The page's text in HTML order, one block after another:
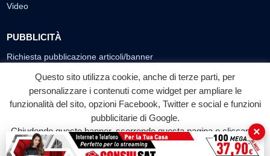
Video
PUBBLICITÀ
Richiesta pubblicazione articoli/banner
SEGUICI SUI SOCIAL
f
Facebook
◎ ▶
YouTube
Questo sito utilizza cookie, anche di terze parti, per
personalizzare i contenuti come widget per ampliare le
funzionalità del sito, opzioni Facebook, Twitter e social e funzioni
pubblicitarie di Google.
Chiudendo questo banner, scorrendo questa pagina o cliccando
su qualunque suo elemento acconsenti all'uso dei cookie.
×